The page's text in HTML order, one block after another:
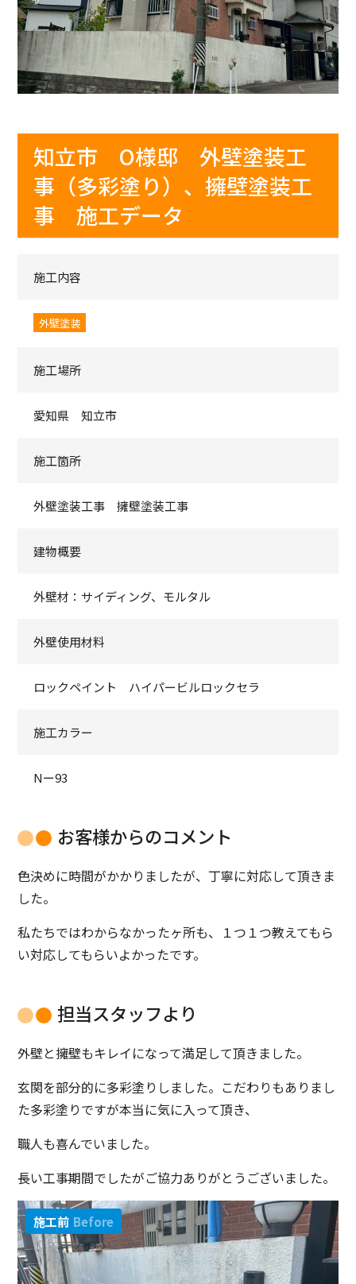
知立市 O様邸 外壁塗装工
事（多彩塗り）、擁壁塗装工
事 施工データ
施工内容
外壁塗装
施工場所
愛知県 知立市
施工箇所
外壁塗装工事 擁壁塗装工事
建物概要
外壁材：サイディング、モルタル
外壁使用材料
ロックペイント ハイパービルロックセラ
施工カラー
Nー93
お客様からのコメント
色決めに時間がかかりましたが、丁寧に対応して頂きま
した。
私たちではわからなかったヶ所も、１つ１つ教えてもら
い対応してもらいよかったです。
担当スタッフより
外壁と擁壁もキレイになって満足して頂きました。
玄関を部分的に多彩塗りしました。こだわりもありまし
た多彩塗りですが本当に気に入って頂き、
職人も喜んでいました。
長い工事期間でしたがご協力ありがとうございました。
施工前 Before